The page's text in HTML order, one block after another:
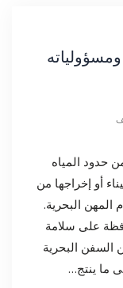
حدود المياه
أو إخراجها من
المهن البحرية.
على سلامة
السفن البحرية
ما ينتج…